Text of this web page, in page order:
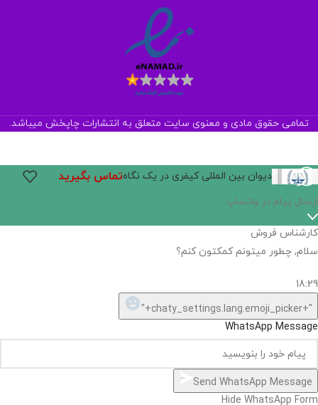
تمامی حقوق مادی و معنوی سایت متعلق به انتشارات چاپخش میباشد.
دیوان بین المللی کیفری در یک نگاهتماس بگیرید
ارسال پیام در واتساپ
کارشناس فروش
سلام, چطور میتونم کمکتون کنم؟
18:29
"+chaty_settings.lang.emoji_picker+"
WhatsApp Message
Send WhatsApp Message
Hide WhatsApp Form